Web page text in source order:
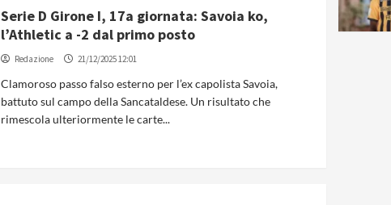
Serie D Girone I, 17a giornata: Savoia ko,
l’Athletic a -2 dal primo posto
Redazione 21/12/2025 12:01
Clamoroso passo falso esterno per l’ex capolista Savoia,
battuto sul campo della Sancataldese. Un risultato che
rimescola ulteriormente le carte...